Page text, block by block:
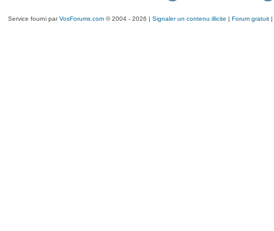
Service fourni parVosForums.com© 2004 - 2026 | Signaler un contenu illicite | Forum gratuit|